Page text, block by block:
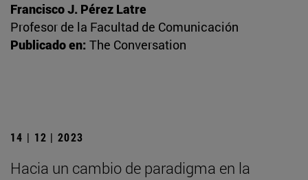
Francisco J. Pérez Latre
Profesor de la Facultad de Comunicación
Publicado en: The Conversation
14 | 12 | 2023
Hacia un cambio de paradigma en la